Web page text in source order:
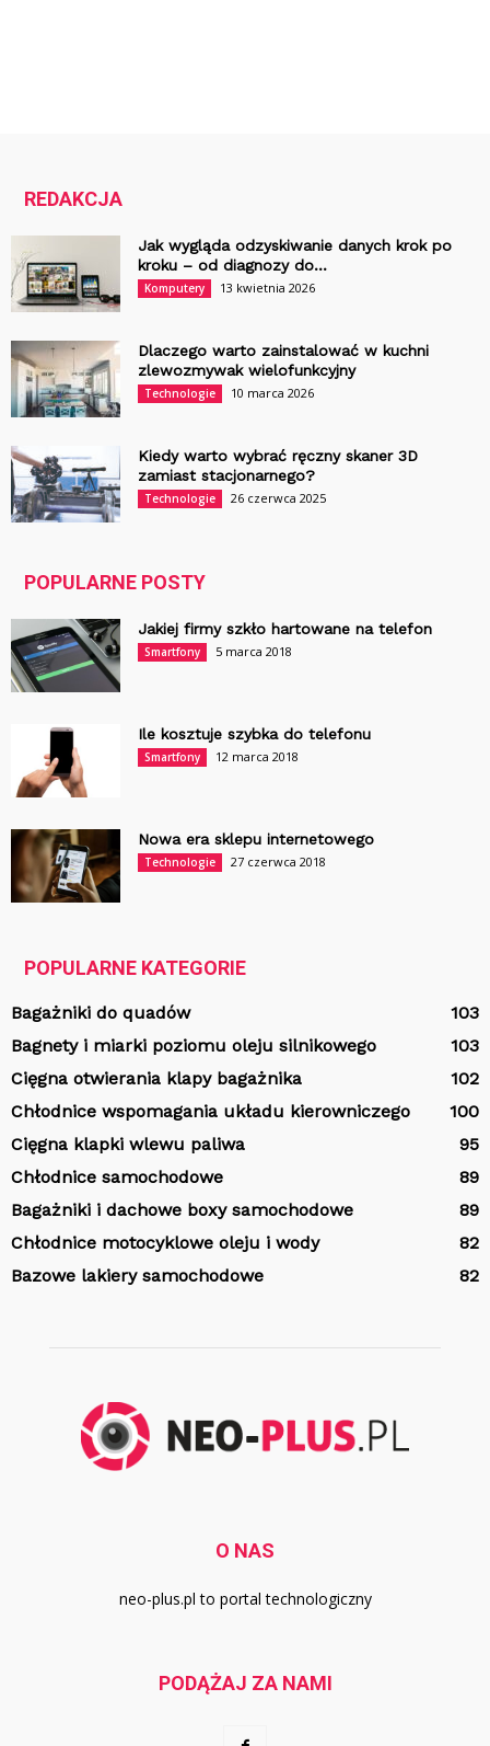
REDAKCJA
Jak wygląda odzyskiwanie danych krok po
kroku – od diagnozy do...
Komputery 13 kwietnia 2026
Dlaczego warto zainstalować w kuchni
zlewozmywak wielofunkcyjny
Technologie 10 marca 2026
Kiedy warto wybrać ręczny skaner 3D
zamiast stacjonarnego?
Technologie 26 czerwca 2025
POPULARNE POSTY
Jakiej firmy szkło hartowane na telefon
Smartfony 5 marca 2018
Ile kosztuje szybka do telefonu
Smartfony 12 marca 2018
Nowa era sklepu internetowego
Technologie 27 czerwca 2018
POPULARNE KATEGORIE
Bagażniki do quadów
103
Bagnety i miarki poziomu oleju silnikowego
103
Cięgna otwierania klapy bagażnika
102
Chłodnice wspomagania układu kierowniczego
100
Cięgna klapki wlewu paliwa
95
Chłodnice samochodowe
89
Bagażniki i dachowe boxy samochodowe
89
Chłodnice motocyklowe oleju i wody
82
Bazowe lakiery samochodowe
82
O NAS
neo-plus.pl to portal technologiczny
PODĄŻAJ ZA NAMI